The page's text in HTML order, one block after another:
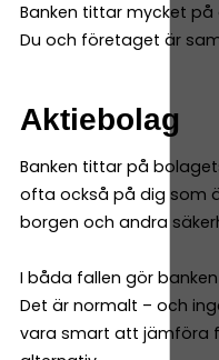
Banken tittar mycket
Du och företaget är
Aktiebolag
Banken tittar på
ofta också på dig som
borgen och andra
I båda fallen gör
Det är normalt – och
vara smart att jämföra